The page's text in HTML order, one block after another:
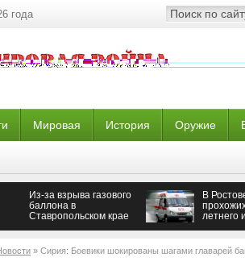
года
Мировая История Оружие
Из-за взрыва газового
баллона в
Ставропольском крае
В
летнего
» Сирия: Боевики шокированы шагами главарей